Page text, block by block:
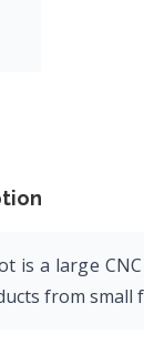
is a large
from small